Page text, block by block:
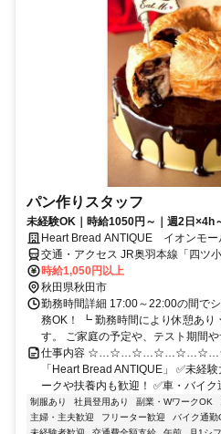
パン作りスタッフ
未経験OK｜時給1050円～｜週2日×4h
Heart Bread ANTIQUE イオンモー
交通・アクセス JR奥羽本線「四ツ
時給1,050円以上
秋田県秋田市
勤務時間詳細 17:00～22:00の間で
務OK！ ┗ 勤務時間により休憩あ
す。 ご家庭の予定や、テスト期間や
仕事内容
「Heart Bread ANTIQUE」 ✅未経
ークや扶養内も歓迎！ ✅車・バイク
制服あり 社員登用あり 副業・WワークOK
主婦・主夫歓迎
フリーター歓迎 バイク通勤